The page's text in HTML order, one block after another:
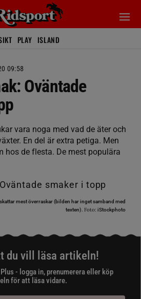
PLAY ISLAND
09:58
Oväntade
vara noga med vad de äter och
En del är extra petiga. Men
hos de flesta. De mest populära
mest överraskar (bilden har inget samband med
texten). Foto: iStockphoto
du vill läsa artikeln!
- logga in, prenumerera eller köp
för att läsa vidare.